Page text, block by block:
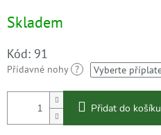
cena:
Skladem
Kód: 91
Přídavné nohy ?
Přidat do košíku